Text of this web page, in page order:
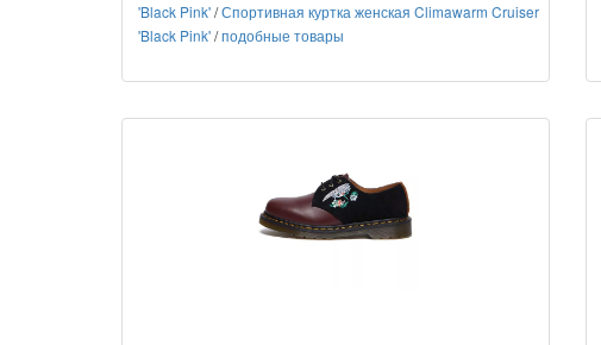
'Black Pink'/Спортивная куртка женская Climawarm Cruiser
'Black Pink'/подобные товары